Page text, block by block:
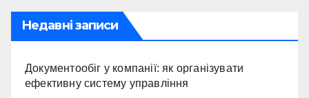
Недавні записи
Документообіг у компанії: як організувати
ефективну систему управління